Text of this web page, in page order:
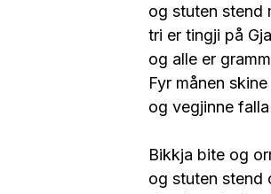
og stuten stend
tri er tingji på
og alle er
Fyr månen skine
og vegjinne
Bikkja bite og
og stuten stend